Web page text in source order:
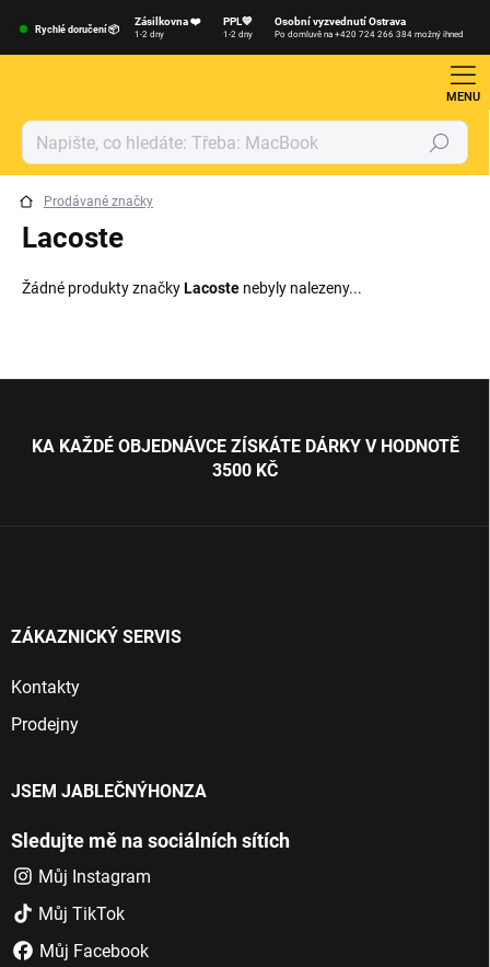
Rychlé doručení 📦
Zásilkovna ❤️ PPL💙 Osobní vyzvednutí Ostrava
1-2 dny 1-2 dny Po domluvě na +420 724 266 384 možný ihned
Hledat
Prodávané značky
Lacoste
Žádné produkty značkyLacoste nebyly nalezeny...
KA KAŽDÉ OBJEDNÁVCE ZÍSKÁTE DÁRKY V HODNOTĚ
3500 KČ
ZÁKAZNICKÝ SERVIS
Kontakty
Prodejny
JSEM JABLEČNÝHONZA
Sledujte mě na sociálních sítích
Můj Instagram
Můj TikTok
Můj Facebook